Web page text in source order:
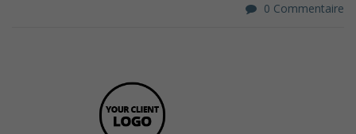
0 Commentaire